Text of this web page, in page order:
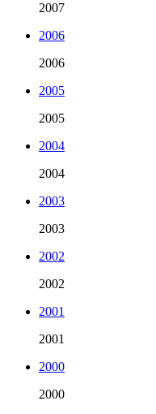
2007
2006
2006
2005
2005
2004
2004
2003
2003
2002
2002
2001
2001
2000
2000